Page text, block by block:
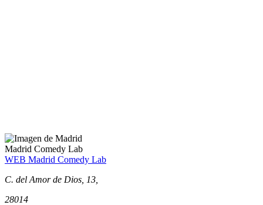
Madrid Comedy Lab
WEB Madrid Comedy Lab
C. del Amor de Dios, 13,
28014